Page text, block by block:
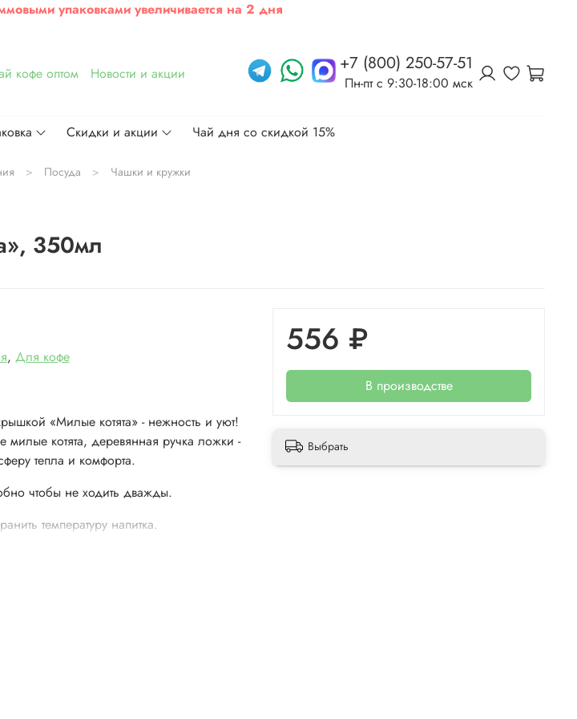
упаковками увеличивается на 2 дня
кофе оптом Новости и акции +7 (800) 250-57-51
Пн-пт c 9:30-18:00 мск
Скидки и акции Чай дня со скидкой 15%
Посуда Чашки и кружки
350мл
, Для кофе
«Милые котята» - нежность и уют!
милые котята, деревянная ручка ложки -
тепла и комфорта.
чтобы не ходить дважды.
температуру напитка.
приобрести этот очаровательный
556 ₽
В производстве
Выбрать